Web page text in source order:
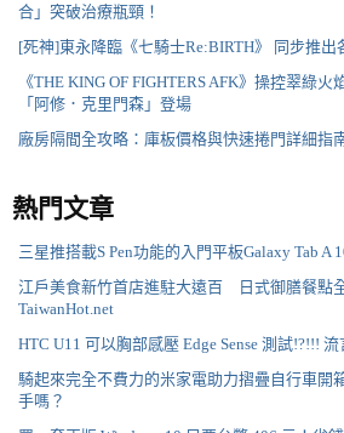
合」突破治療瓶頸！
[死神]東永降臨《七騎士Re:BIRTH》 同步推出
《THE KING OF FIGHTERS AFK》操控翠綠
「阿修．克里門森」登場
廠房隔間全攻略：庫板價格與快速捲門詳細指
熱門文章
三星推搭載S Pen功能的入門平板Galaxy Tab A
江戶美食新竹首店進駐大遠百 日式御膳餐點
TaiwanHot.net
HTC U11 可以胸部感壓 Edge Sense 測試!?!!!
騎起來完全不費力的米家電助力摺疊自行車開
手嗎？